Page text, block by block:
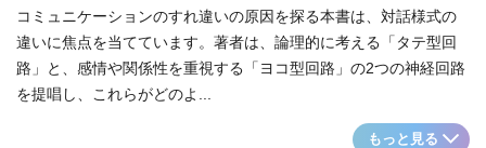
コミュニケーションのすれ違いの原因を探る本書は、対話様式の
違いに焦点を当てています。著者は、論理的に考える「タテ型回
路」と、感情や関係性を重視する「ヨコ型回路」の2つの神経回路
を提唱し、これらがどのよ...
もっと見る